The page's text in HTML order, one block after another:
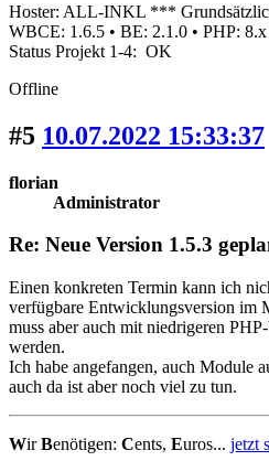
Hoster: ALL-INKL ***
WBCE: 1.6.5 • BE: 2.1.0 • PHP:
Status Projekt 1-4: OK
Offline
#5 10.07.2022 15:33:37
florian
Administrator
Re: Neue Version 1.5.3
Einen konkreten Termin kann ich
verfügbare Entwicklungsversion im
muss aber auch mit niedrigeren
werden.
Ich habe angefangen, auch Module
auch da ist aber noch viel zu tun.
WirBenötigen: Cents, Euros... jetzt